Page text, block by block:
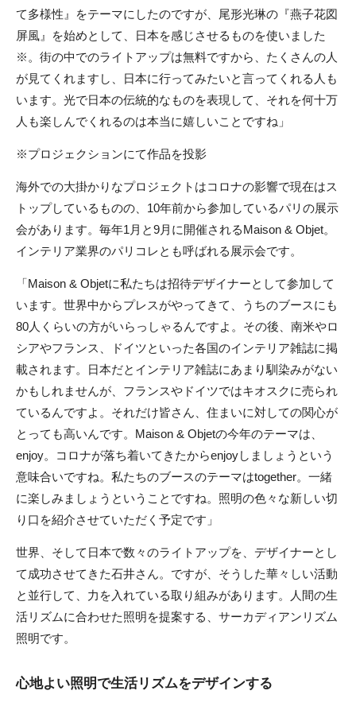
て多様性』をテーマにしたのですが、尾形光琳の『燕子花図
屏風』を始めとして、日本を感じさせるものを使いました
※。街の中でのライトアップは無料ですから、たくさんの人
が見てくれますし、日本に行ってみたいと言ってくれる人も
います。光で日本の伝統的なものを表現して、それを何十万
人も楽しんでくれるのは本当に嬉しいことですね」
※プロジェクションにて作品を投影
海外での大掛かりなプロジェクトはコロナの影響で現在はス
トップしているものの、10年前から参加しているパリの展示
会があります。毎年1月と9月に開催されるMaison & Objet。
インテリア業界のパリコレとも呼ばれる展示会です。
「Maison & Objetに私たちは招待デザイナーとして参加して
います。世界中からプレスがやってきて、うちのブースにも
80人くらいの方がいらっしゃるんですよ。その後、南米やロ
シアやフランス、ドイツといった各国のインテリア雑誌に掲
載されます。日本だとインテリア雑誌にあまり馴染みがない
かもしれませんが、フランスやドイツではキオスクに売られ
ているんですよ。それだけ皆さん、住まいに対しての関心が
とっても高いんです。Maison & Objetの今年のテーマは、
enjoy。コロナが落ち着いてきたからenjoyしましょうという
意味合いですね。私たちのブースのテーマはtogether。一緒
に楽しみましょうということですね。照明の色々な新しい切
り口を紹介させていただく予定です」
世界、そして日本で数々のライトアップを、デザイナーとし
て成功させてきた石井さん。ですが、そうした華々しい活動
と並行して、力を入れている取り組みがあります。人間の生
活リズムに合わせた照明を提案する、サーカディアンリズム
照明です。
心地よい照明で生活リズムをデザインする